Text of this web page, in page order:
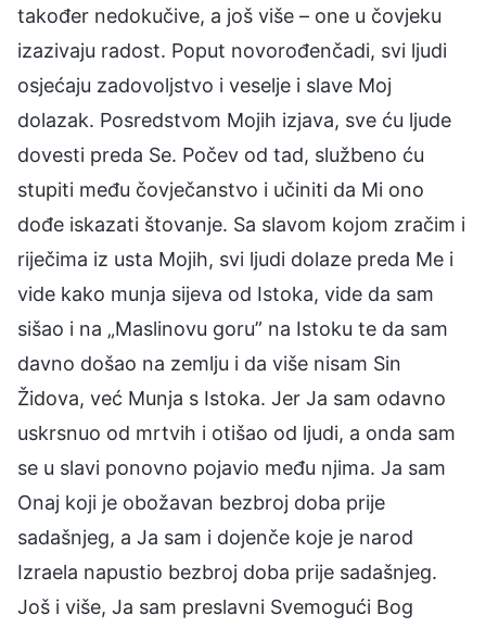
također nedokučive, a još više – one u čovjeku
izazivaju radost. Poput novorođenčadi, svi ljudi
osjećaju zadovoljstvo i veselje i slave Moj
dolazak. Posredstvom Mojih izjava, sve ću ljude
dovesti preda Se. Počev od tad, službeno ću
stupiti među čovječanstvo i učiniti da Mi ono
dođe iskazati štovanje. Sa slavom kojom zračim i
riječima iz usta Mojih, svi ljudi dolaze preda Me i
vide kako munja sijeva od Istoka, vide da sam
sišao i na „Maslinovu goru” na Istoku te da sam
davno došao na zemlju i da više nisam Sin
Židova, već Munja s Istoka. Jer Ja sam odavno
uskrsnuo od mrtvih i otišao od ljudi, a onda sam
se u slavi ponovno pojavio među njima. Ja sam
Onaj koji je obožavan bezbroj doba prije
sadašnjeg, a Ja sam i dojenče koje je narod
Izraela napustio bezbroj doba prije sadašnjeg.
Još i više, Ja sam preslavni Svemogući Bog